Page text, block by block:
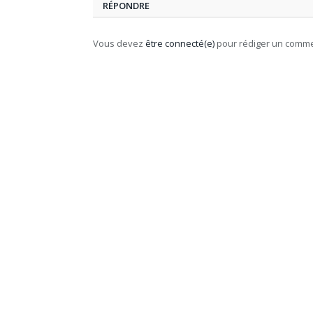
RÉPONDRE
Vous devez être connecté(e) pour rédiger un